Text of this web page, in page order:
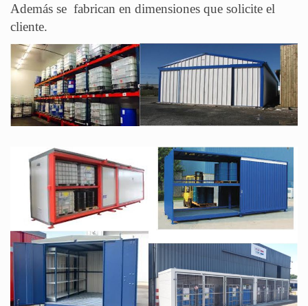
Además se fabrican en dimensiones que solicite el
cliente.